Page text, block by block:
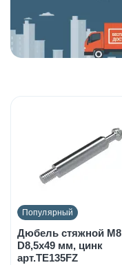
Популярный
Дюбель стяжной М8
D8,5х49 мм, цинк
арт.TE135FZ